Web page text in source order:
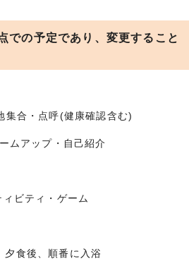
での予定であり、変更すること
・点呼(健康確認含む)
アップ・自己紹介
ビティ・ゲーム
番に入浴